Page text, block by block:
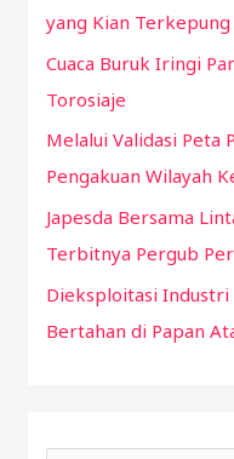
yang Kian
Cuaca Buruk Iringi
Torosiaje
Melalui Validasi Peta
Pengakuan Wilayah
Japesda Bersama
Terbitnya Pergub
Dieksploitasi
Bertahan di Papan